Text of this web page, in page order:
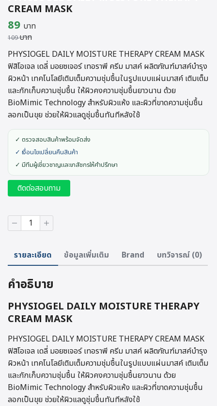
CREAM MASK
109บาท
Original
price
was:
109 บาท.
89 บาท
is:
89 บาท.
PHYSIOGEL DAILY MOISTURE THERAPY CREAM MASK
ฟิสิโอเจล เดลี่ มอยซเจอร์ เทอราพี ครีม มาสค์ ผลิตภัณฑ์มาสค์บำรุง
ผิวหน้า เทคโนโลยีเติมเต็มความชุ่มชื้นในรูปแบบแผ่นมาสค์ เติมเต็ม
และกักเก็บความชุ่มชื้น ให้ผิวคงความชุ่มชื้นยาวนาน ด้วย
BioMimic Technology สำหรับผิวแห้ง และผิวที่ขาดความชุ่มชื้น
ลอกเป็นขุย ช่วยให้ผิวแลดูชุ่มชื้นทันทีหลังใช้
✓ ตรวจสอบสินค้าพร้อมจัดส่ง
✓ เงื่อนไขเปลี่ยนคืนสินค้า
✓ มีทีมผู้เชี่ยวชาญและเภสัชกรให้คำปรึกษา
ติดต่อสอบถาม
จำนวน
PHYSIOGEL
THERAPY
CREAM
ชิ้น
รายละเอียด ข้อมูลเพิ่มเติม Brand บทวิจารณ์ (0)
คำอธิบาย
PHYSIOGEL DAILY MOISTURE THERAPY
CREAM MASK
PHYSIOGEL DAILY MOISTURE THERAPY CREAM MASK
ฟิสิโอเจล เดลี่ มอยซเจอร์ เทอราพี ครีม มาสค์ ผลิตภัณฑ์มาสค์บำรุง
ผิวหน้า เทคโนโลยีเติมเต็มความชุ่มชื้นในรูปแบบแผ่นมาสค์ เติมเต็ม
และกักเก็บความชุ่มชื้น ให้ผิวคงความชุ่มชื้นยาวนาน ด้วย
BioMimic Technology สำหรับผิวแห้ง และผิวที่ขาดความชุ่มชื้น
ลอกเป็นขุย ช่วยให้ผิวแลดูชุ่มชื้นทันทีหลังใช้